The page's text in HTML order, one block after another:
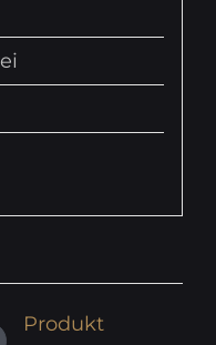
Produkt